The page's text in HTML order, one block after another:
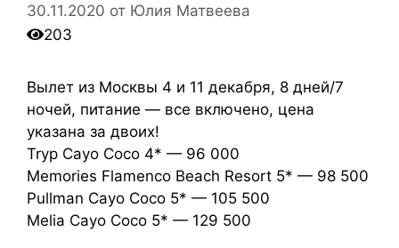
30.11.2020 от Юлия Матвеева
203
Вылет из Москвы 4 и 11 декабря, 8 дней/7
ночей, питание — все включено, цена
указана за двоих!
Tryp Cayo Coco 4* — 96 000
Memories Flamenco Beach Resort 5* — 98 500
Pullman Cayo Coco 5* — 105 500
Melia Cayo Coco 5* — 129 500